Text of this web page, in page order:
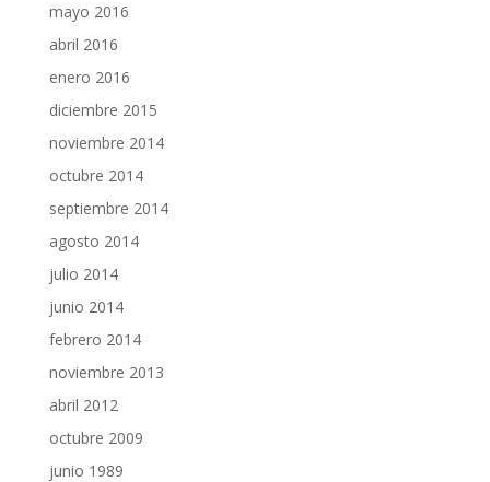
mayo 2016
abril 2016
enero 2016
diciembre 2015
noviembre 2014
octubre 2014
septiembre 2014
agosto 2014
julio 2014
junio 2014
febrero 2014
noviembre 2013
abril 2012
octubre 2009
junio 1989